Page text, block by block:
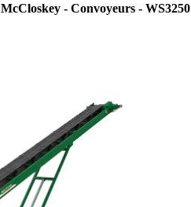
McCloskey - Convoyeurs - WS3250